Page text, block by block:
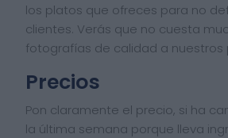
los platos que ofreces para no
clientes. Verás que no cuesta
fotografías de calidad a nuestros
Precios
Pon claramente el precio, si ha
la última semana porque lleva